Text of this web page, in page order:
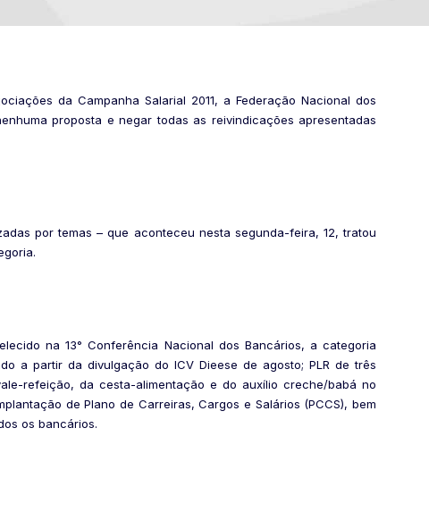
da Campanha Salarial 2011, a Federação Nacional dos
proposta e negar todas as reivindicações apresentadas
por temas – que aconteceu nesta segunda-feira, 12, tratou
na 13° Conferência Nacional dos Bancários, a categoria
a partir da divulgação do ICV Dieese de agosto; PLR de três
refeição, da cesta-alimentação e do auxílio creche/babá no
de Plano de Carreiras, Cargos e Salários (PCCS), bem
os bancários.